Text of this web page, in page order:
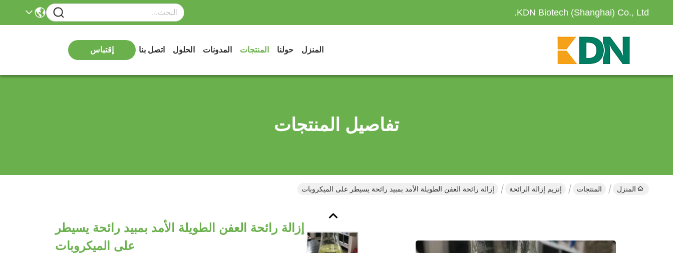
KDN Biotech (Shanghai) Co., Ltd.
المنزل حولنا المنتجات المدونات الحلول اتصل بنا إقتباس
تفاصيل المنتجات
المنزل المنتجات إنزيم إزالة الرائحة إزالة رائحة العفن الطويلة الأمد بمبيد رائحة يسيطر على الميكروبات
إزالة رائحة العفن الطويلة الأمد بمبيد رائحة يسيطر
على الميكروبات